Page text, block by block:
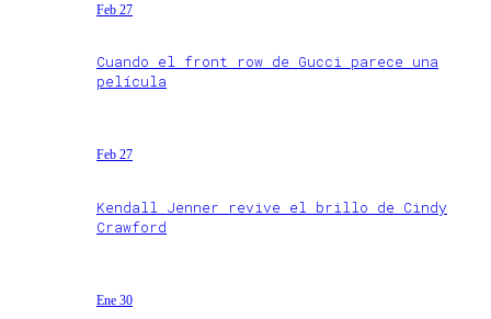
Feb 27
Cuando el front row de Gucci parece una
película
Feb 27
Kendall Jenner revive el brillo de Cindy
Crawford
Ene 30